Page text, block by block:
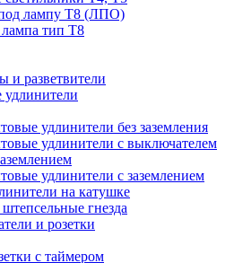
лампу Т8 (ЛПО)
тип T8
и разветвители
удлинители без заземления
удлинители с выключателем
удлинители с заземлением
на катушке
гнезда
и розетки
с таймером